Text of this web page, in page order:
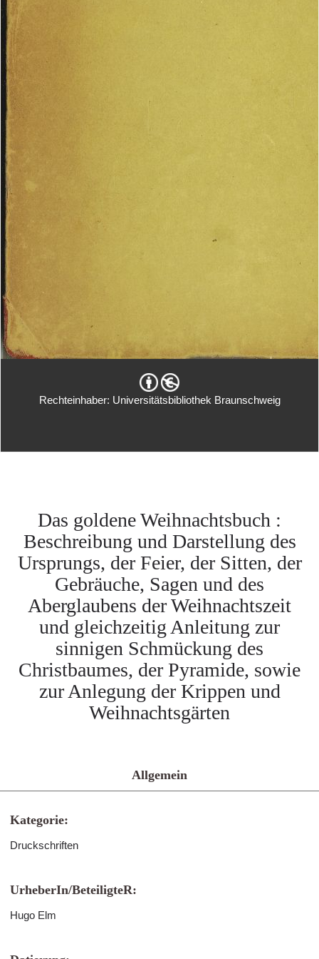
Rechteinhaber: Universitätsbibliothek Braunschweig
Das goldene Weihnachtsbuch :
Beschreibung und Darstellung des
Ursprungs, der Feier, der Sitten, der
Gebräuche, Sagen und des
Aberglaubens der Weihnachtszeit
und gleichzeitig Anleitung zur
sinnigen Schmückung des
Christbaumes, der Pyramide, sowie
zur Anlegung der Krippen und
Weihnachtsgärten
Allgemein
Kategorie:
Druckschriften
UrheberIn/BeteiligteR:
Hugo Elm